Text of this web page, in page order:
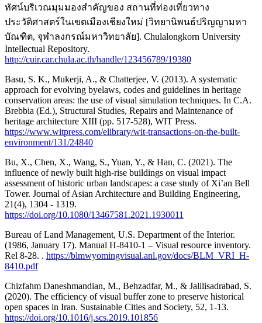
ทัศน์บริเวณมุมมองสำคัญของ สถานที่ท่องเที่ยวทาง
ประวัติศาสตร์ในเขตเมืองเชียงใหม่ [วิทยานิพนธ์ปริญญามหา
บัณฑิต, จุฬาลงกรณ์มหาวิทยาลัย]. Chulalongkorn University
Intellectual Repository.
http://cuir.car.chula.ac.th/handle/123456789/19380
Basu, S. K., Mukerji, A., & Chatterjee, V. (2013). A systematic
approach for evolving byelaws, codes and guidelines in heritage
conservation areas: the use of visual simulation techniques. In C.A.
Brebbia (Ed.), Structural Studies, Repairs and Maintenance of
heritage architecture XIII (pp. 517-528), WIT Press.
https://www.witpress.com/elibrary/wit-transactions-on-the-built-
environment/131/24840
Bu, X., Chen, X., Wang, S., Yuan, Y., & Han, C. (2021). The
influence of newly built high-rise buildings on visual impact
assessment of historic urban landscapes: a case study of Xi’an Bell
Tower. Journal of Asian Architecture and Building Engineering,
21(4), 1304 - 1319.
https://doi.org/10.1080/13467581.2021.1930011
Bureau of Land Management, U.S. Department of the Interior.
(1986, January 17). Manual H-8410-1 – Visual resource inventory.
Rel 8-28. . https://blmwyomingvisual.anl.gov/docs/BLM_VRI_H-
8410.pdf
Chizfahm Daneshmandian, M., Behzadfar, M., & Jalilisadrabad, S.
(2020). The efficiency of visual buffer zone to preserve historical
open spaces in Iran. Sustainable Cities and Society, 52, 1-13.
https://doi.org/10.1016/j.scs.2019.101856